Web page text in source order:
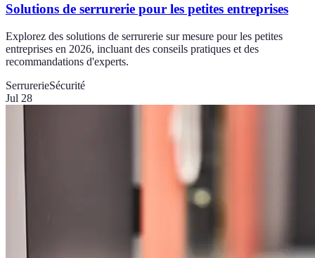
Solutions de serrurerie pour les petites entreprises
Explorez des solutions de serrurerie sur mesure pour les petites
entreprises en 2026, incluant des conseils pratiques et des
recommandations d'experts.
SerrurerieSécurité
Jul 28